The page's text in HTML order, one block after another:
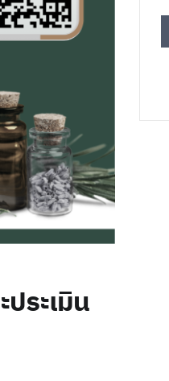
ระเมิน